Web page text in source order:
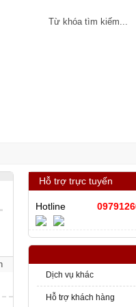
Hỗ trợ trực tuyến
Hotline
Dịch vụ khác
Hỗ trợ khách hàng